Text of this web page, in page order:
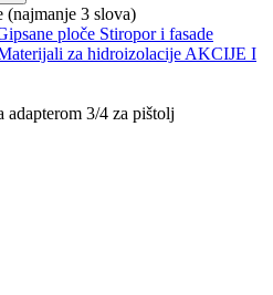
(najmanje 3 slova)
ploče Stiropor i fasade
za hidroizolacije AKCIJE I
adapterom 3/4 za pištolj